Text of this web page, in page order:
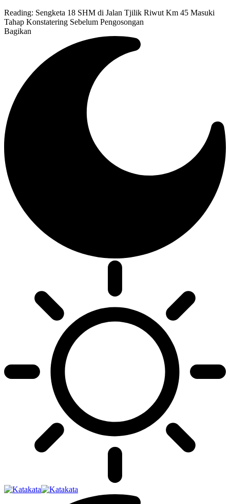
Reading: Sengketa 18 SHM di Jalan Tjilik Riwut Km 45 Masuki
Tahap Konstatering Sebelum Pengosongan
Bagikan